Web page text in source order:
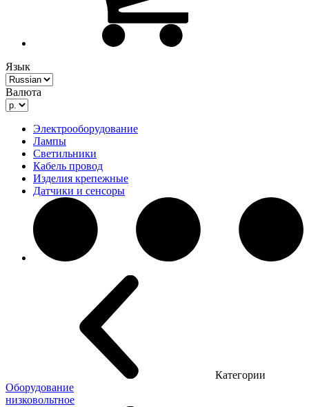
Язык
Валюта
Электрооборудование
Лампы
Светильники
Кабель провод
Изделия крепежные
Датчики и сенсоры
Категории
Оборудование
низковольтное